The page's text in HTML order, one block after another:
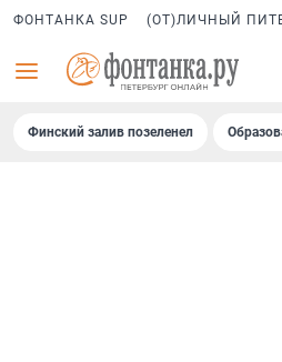
ФОНТАНКА SUP (ОТ)ЛИЧНЫЙ
Финский залив позеленел